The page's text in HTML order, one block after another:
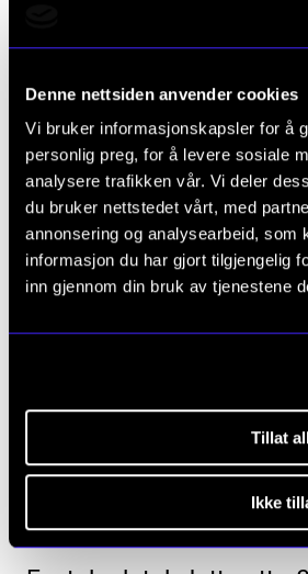
Denne nettsiden anvender cookies
Vi bruker informasjonskapsler for å
personlig preg, for å levere sosiale
analysere trafikken vår. Vi deler
du bruker nettstedet vårt, med
annonsering og analysearbeid, som
informasjon du har gjort tilgjengelig
inn gjennom din bruk av tjenestene
Tillat
Ikke
Videreutvikle, koordinere
støtteapparat for
Sørge for kontinuerlig
knyttet til musikerhelse,
Utvikle ny kunnskap
prosjekter og samarbeid
faginstanser, nasjonalt og